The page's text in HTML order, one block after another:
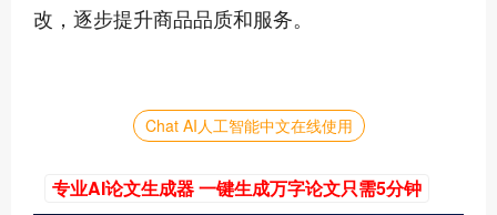
改，逐步提升商品品质和服务。
Chat AI人工智能中文在线使用
专业AI论文生成器 一键生成万字论文只需5分钟